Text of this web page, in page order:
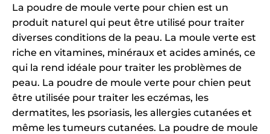
La poudre de moule verte pour chien est un
produit naturel qui peut être utilisé pour traiter
diverses conditions de la peau. La moule verte est
riche en vitamines, minéraux et acides aminés, ce
qui la rend idéale pour traiter les problèmes de
peau. La poudre de moule verte pour chien peut
être utilisée pour traiter les eczémas, les
dermatites, les psoriasis, les allergies cutanées et
même les tumeurs cutanées. La poudre de moule